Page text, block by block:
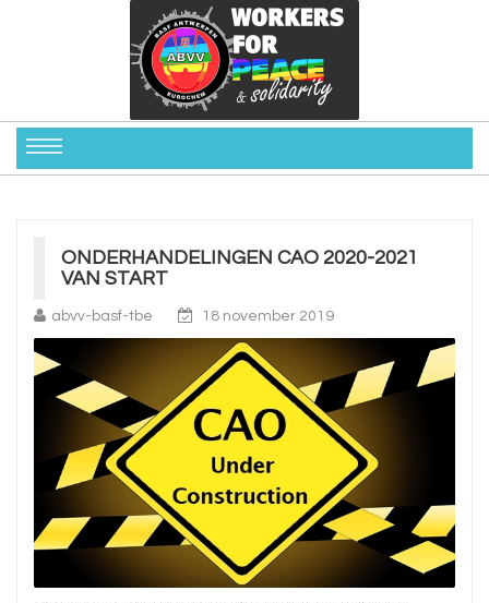
ONDERHANDELINGEN CAO 2020-2021
VAN START
abvv-basf-tbe 18 november 2019